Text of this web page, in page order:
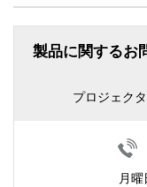
製品に関するお
プロジェク
月